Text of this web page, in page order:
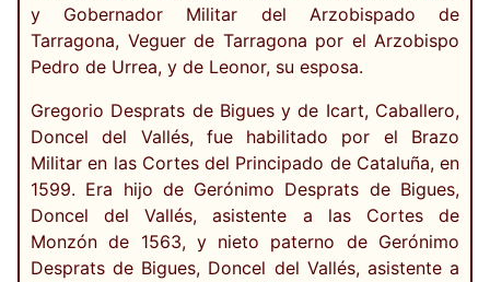
y Gobernador Militar del Arzobispado de
Tarragona, Veguer de Tarragona por el Arzobispo
Pedro de Urrea, y de Leonor, su esposa.
Gregorio Desprats de Bigues y de Icart, Caballero,
Doncel del Vallés, fue habilitado por el Brazo
Militar en las Cortes del Principado de Cataluña, en
1599. Era hijo de Gerónimo Desprats de Bigues,
Doncel del Vallés, asistente a las Cortes de
Monzón de 1563, y nieto paterno de Gerónimo
Desprats de Bigues, Doncel del Vallés, asistente a